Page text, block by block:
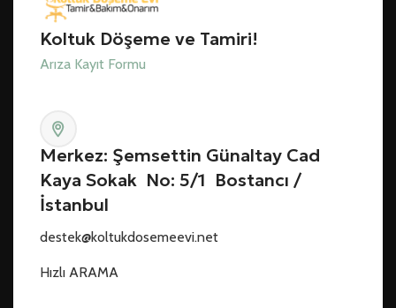
Koltuk Döşeme ve Tamiri!
Arıza Kayıt Formu
Merkez: Şemsettin Günaltay Cad
Kaya Sokak No: 5/1 Bostancı /
İstanbul
destek@koltukdosemeevi.net
Hızlı ARAMA